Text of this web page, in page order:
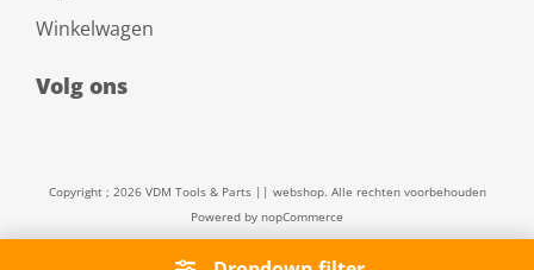
Winkelwagen
Volg ons
Copyright ; 2026 VDM Tools & Parts || webshop. Alle rechten voorbehouden
Powered by nopCommerce